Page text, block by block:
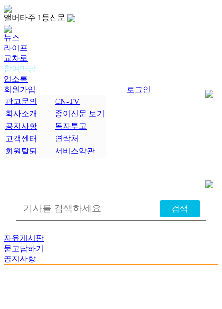
앨버타주 1등신문
뉴스
라이프
교차로
참여마당
업소록
회원가입
로그인
광고문의
CN-TV
회사소개
종이신문 보기
공지사항
독자투고
고객센터
연락처
회원탈퇴
서비스약관
자유게시판
묻고답하기
공지사항